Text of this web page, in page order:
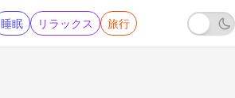
睡眠 リラックス 旅行